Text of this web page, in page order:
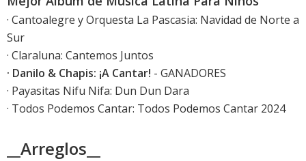
· Cantoalegre y Orquesta La Pascasia: Navidad de Norte a
Sur
· Claraluna: Cantemos Juntos
· Danilo & Chapis: ¡A Cantar! - GANADORES
· Payasitas Nifu Nifa: Dun Dun Dara
· Todos Podemos Cantar: Todos Podemos Cantar 2024
__Arreglos__